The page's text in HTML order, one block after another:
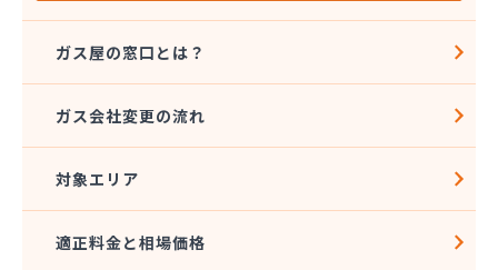
四国ガス燃料株式会社 上浦出張所
四国ガス燃料株式会社 松山営業所
四国ガス燃料株式会社 宇和出張所
四国ガス燃料株式会社 新居浜営業所
四国ガス燃料株式会社 川之江出張所
四国岩谷産業株式会社 新居浜営業所
四国岩谷産業株式会社 LPGセンター・松山工場
ガス屋の窓口とは？
ガス会社変更の流れ
対象エリア
適正料金と相場価格